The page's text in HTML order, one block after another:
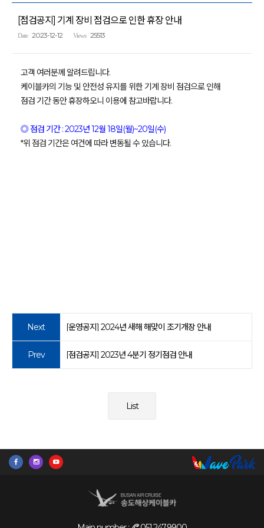
[점검공지] 기계 장비 점검으로 인한 휴장 안내
Date 2023-12-12 Views 25513
고객 여러분께 알려드립니다.
케이블카의 기능 및 안전성 유지를 위한 기계 장비 점검으로 인해
점검 기간 동안 휴장하오니 이용에 참고바랍니다.
◎ 점검 기간 : 2023년 12월 18일(월)~20일(수)
*위 점검 기간은 여건에 따라 변동될 수 있습니다.
Next [운영공지] 2024년 새해 해맞이 조기개장 안내
Prev [점검공지] 2023년 4분기 정기점검 안내
List